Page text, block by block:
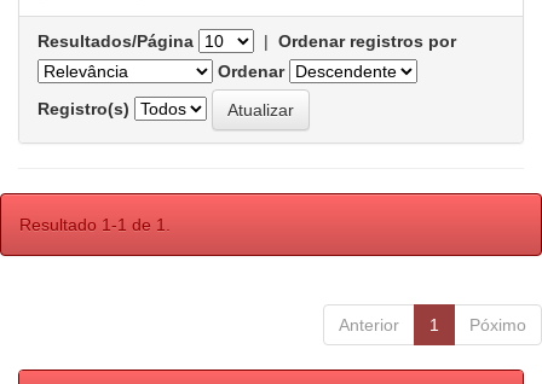
Resultados/Página | Ordenar registros por
Ordenar
Registro(s)
Resultado 1-1 de 1.
Anterior 1 Póximo